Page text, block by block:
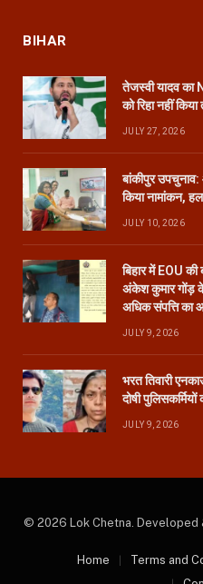
BIHAR
तेजस्वी यादव का
को रिहा नहीं
JULY 27, 2026
बांकीपुर उपचुनाव:
किया नामांकन,
JULY 10, 2026
बिहार में EOU की
अंकेश कुमार गोंड़
अधिक संपत्ति का
JULY 9, 2026
भरत तिवारी
दोषी
JULY 9, 2026
© 2026 Lok Chetna. Developed
Home Terms and